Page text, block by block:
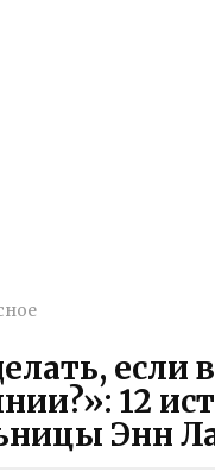
если
12
Энн